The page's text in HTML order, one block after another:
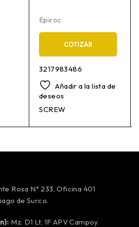
Epiroc
COTIZAR
3217983486
Añadir a la lista de
deseos
SCREW
Rosa N° 233, Oficina 401
de Surco.
Mz. D1 Lt, 1F APV Campoy